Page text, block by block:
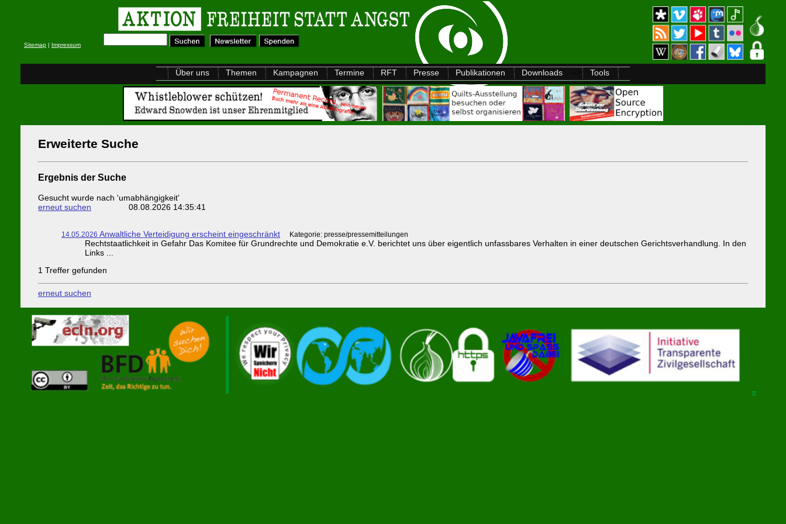
Sitemap | Impressum
Über uns Themen Kampagnen Termine RFT Presse Publikationen Downloads Tools
Erweiterte Suche
Ergebnis der Suche
Gesucht wurde nach 'umabhängigkeit'
erneut suchen 08.08.2026 14:35:41
14.05.2026 Anwaltliche Verteidigung erscheint eingeschränkt Kategorie: presse/pressemitteilungen
Rechtstaatlichkeit in Gefahr Das Komitee für Grundrechte und Demokratie e.V. berichtet uns über eigentlich unfassbares Verhalten in einer deutschen Gerichtsverhandlung. In den
Links ...
1 Treffer gefunden
erneut suchen